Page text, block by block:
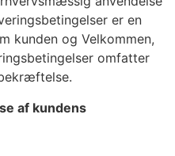
er en
kunden og Velkommen,
omfatter
af kundens